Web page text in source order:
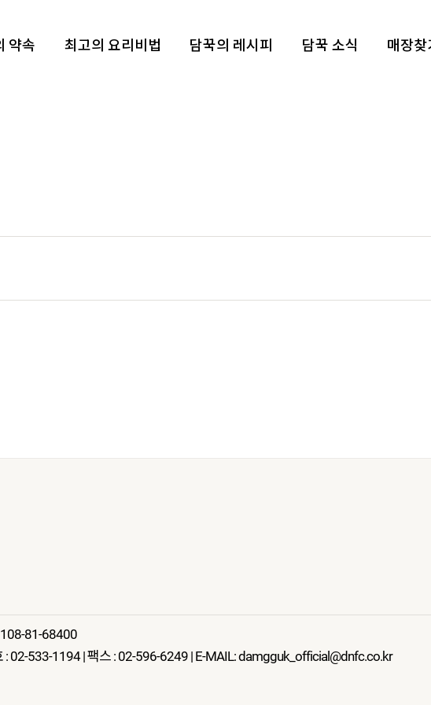
약속 최고의 요리비법 담꾹의 레시피 담꾹 소식 매장찾
108-81-68400
: 02-533-1194 | 팩스 : 02-596-6249 | E-MAIL: damgguk_official@dnfc.co.kr